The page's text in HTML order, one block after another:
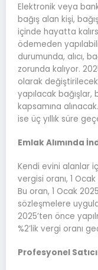
Elektronik veya
bağış alan kişi,
içinde hayatta
ödemeden
durumunda, alıcı,
zorunda kalıyor.
olarak
yapılacak bağışlar,
kapsamına
ise üç yıllık süre
Emlak Alımında
Kendi evini alanlar
vergisi oranı, 1
Bu oran, 1 Ocak
sözleşmelere
2025’ten önce
%2’lik vergi oranı
Profesyonel